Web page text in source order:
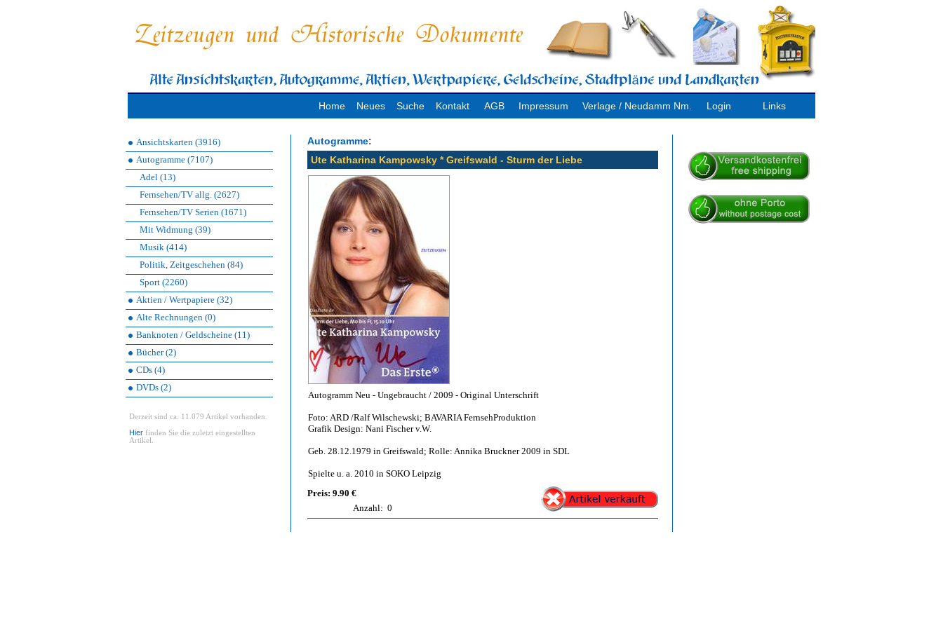
Home Neues Suche Kontakt AGB Impressum Verlage / Neudamm Nm. Login Links
Ansichtskarten (3916)
Autogramme (7107)
Adel (13)
Fernsehen/TV allg. (2627)
Fernsehen/TV Serien (1671)
Mit Widmung (39)
Musik (414)
Politik, Zeitgeschehen (84)
Sport (2260)
Aktien / Wertpapiere (32)
Alte Rechnungen (0)
Banknoten / Geldscheine (11)
Bücher (2)
CDs (4)
DVDs (2)
Derzeit sind ca. 11.079 Artikel vorhanden.
Hier finden Sie die zuletzt eingestellten
Artikel.
Autogramme:
Ute Katharina Kampowsky * Greifswald - Sturm der Liebe
Autogramm Neu - Ungebraucht / 2009 - Original Unterschrift
Foto: ARD /Ralf Wilschewski; BAVARIA FernsehProduktion
Grafik Design: Nani Fischer v.W.
Geb. 28.12.1979 in Greifswald; Rolle: Annika Bruckner 2009 in SDL
Spielte u. a. 2010 in SOKO Leipzig
Preis: 9.90 €
Anzahl: 0